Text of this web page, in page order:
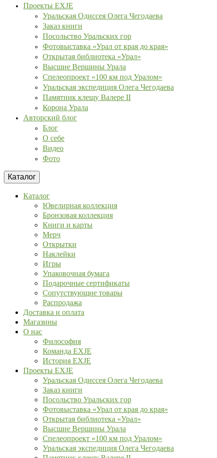
Проекты EXJE
Уральская Одиссея Олега Чегодаева
Заказ книги
Посольство Уральских гор
Фотовыставка «Урал от края до края»
Открытая библиотека «Урал»
Высшие Вершины Урала
Спелеопроект «100 км под Уралом»
Уральская экспедиция Олега Чегодаева
Памятник клещу Валере II
Корона Урала
Авторский блог
Блог
О себе
Видео
Фото
Каталог
Каталог
Ювелирная коллекция
Бронзовая коллекция
Книги и карты
Мерч
Открытки
Наклейки
Игры
Упаковочная бумага
Подарочные сертификаты
Сопутствующие товары
Распродажа
Доставка и оплата
Магазины
О нас
Философия
Команда EXJE
История EXJE
Проекты EXJE
Уральская Одиссея Олега Чегодаева
Заказ книги
Посольство Уральских гор
Фотовыставка «Урал от края до края»
Открытая библиотека «Урал»
Высшие Вершины Урала
Спелеопроект «100 км под Уралом»
Уральская экспедиция Олега Чегодаева